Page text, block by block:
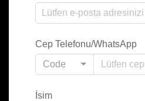
Cep Telefonu/WhatsApp
Code
İsim